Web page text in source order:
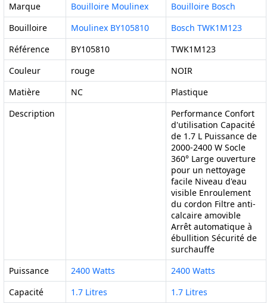
Marque Bouilloire Moulinex
Bouilloire Bosch
Bouilloire
Moulinex BY105810
Bosch TWK1M123
Référence
BY105810
TWK1M123
Couleur
rouge
NOIR
Matière
NC
Plastique
Description
Performance Confort
d'utilisation Capacité
de 1.7 L Puissance de
2000-2400 W Socle
360° Large ouverture
pour un nettoyage
facile Niveau d'eau
visible Enroulement
du cordon Filtre anti-
calcaire amovible
Arrêt automatique à
ébullition Sécurité de
surchauffe
Puissance
2400 Watts
2400 Watts
Capacité
1.7 Litres 1.7 Litres